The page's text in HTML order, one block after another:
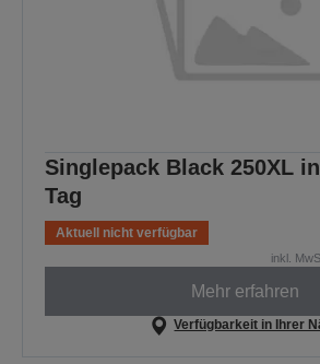
Singlepack Black 250XL
Tag
Aktuell nicht verfügbar
inkl.
Mehr erfahren
Verfügbarkeit in Ihrer